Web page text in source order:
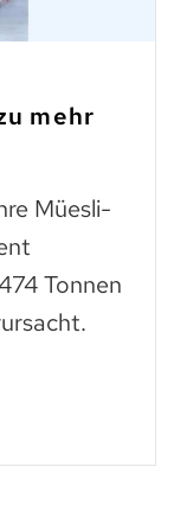
bis
wertvoll
zu